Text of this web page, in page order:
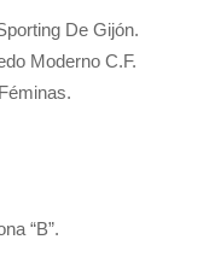
De Gijón.
Moderno C.F.
“B”.